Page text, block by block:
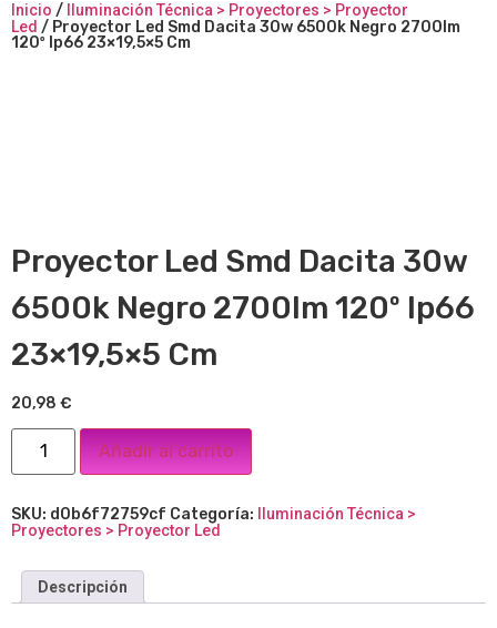
Inicio /
Iluminación Técnica > Proyectores > Proyector
Led / Proyector Led Smd Dacita 30w 6500k Negro 2700lm
120º Ip66 23×19,5×5 Cm
Proyector Led Smd Dacita 30w
6500k Negro 2700lm 120º Ip66
23×19,5×5 Cm
20,98 €
Añadir al carrito
SKU: d0b6f72759cf Categoría:
Iluminación Técnica >
Proyectores > Proyector Led
Descripción